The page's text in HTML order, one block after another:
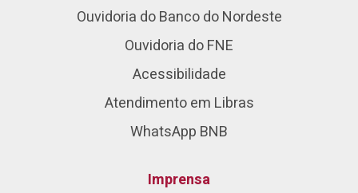
Ouvidoria do Banco do Nordeste
Ouvidoria do FNE
Acessibilidade
Atendimento em Libras
WhatsApp BNB
Imprensa